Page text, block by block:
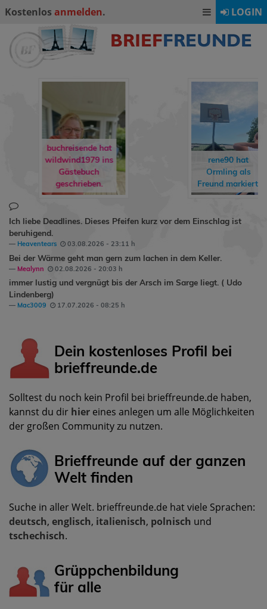
Kostenlos anmelden. LOGIN
rene90hat
Ormlingals
Freund markiert.
dirkchristoph93
hat
annadrummerkid
als Freund
markiert.
Ich liebe Deadlines. Dieses Pfeifen kurz vor dem Einschlag ist
beruhigend.
Heaventears 03.08.2026 - 23:11 h
Bei der Wärme geht man gern zum lachen in dem Keller.
Mealynn 02.08.2026 - 20:03 h
immer lustig und vergnügt bis der Arsch im Sarge liegt. ( Udo
Lindenberg)
Mac3009 17.07.2026 - 08:25 h
Dein kostenloses Profil bei
brieffreunde.de
Solltest du noch kein Profil bei brieffreunde.de haben,
kannst du dir hier eines anlegen um alle Möglichkeiten
der großen Community zu nutzen.
Brieffreunde auf der ganzen
Welt finden
Suche in aller Welt. brieffreunde.de hat viele Sprachen:
deutsch, englisch, italienisch, polnisch und
tschechisch.
Grüppchenbildung
für alle